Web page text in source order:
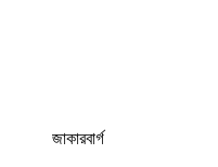
জাকারবার্গ